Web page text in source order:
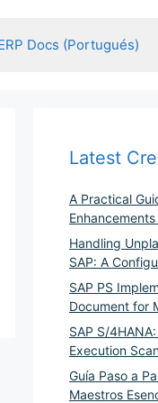
Docs (Portugués)
Latest
A Practical
Enhancements
Handling
SAP: A
SAP PS
Document for
SAP S/
Execution
Guía Paso a
Maestros